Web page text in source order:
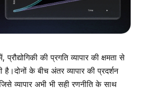
की प्रगति व्यापार की क्षमता से
के बीच अंतर व्यापार की प्रदर्शन
व्यापार अभी भी सही रणनीति के साथ